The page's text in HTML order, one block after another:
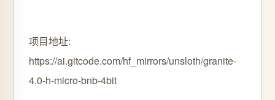
项目地址:
https://ai.gitcode.com/hf_mirrors/unsloth/granite-
4.0-h-micro-bnb-4bit